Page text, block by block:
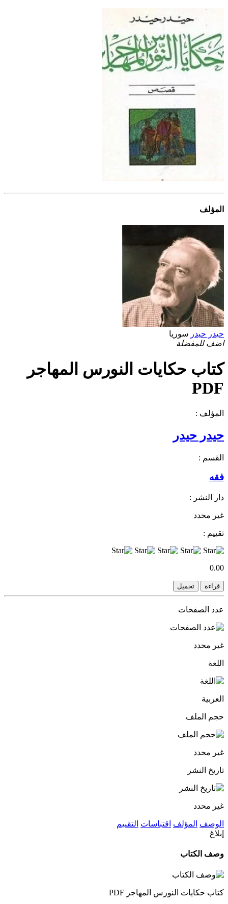
المؤلف
حيدر حيدر سوريا
اضف للمفضلة
كتاب حكايات النورس المهاجر
PDF
المؤلف :
حيدر حيدر
القسم :
فقه
دار النشر :
غير محدد
تقييم :
0.00
قراءة تحميل
عدد الصفحات
غير محدد
اللغة
العربية
حجم الملف
غير محدد
تاريخ النشر
غير محدد
الوصف المؤلف اقتباسات التقييم
إبلاغ
وصف الكتاب
كتاب حكايات النورس المهاجر PDF